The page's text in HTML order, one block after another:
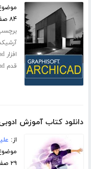
۸۴ صفحه
افزار ArchiCad
قدم ArchiCad
دانلود کتاب آموزش
از:
۲۹ صفحه